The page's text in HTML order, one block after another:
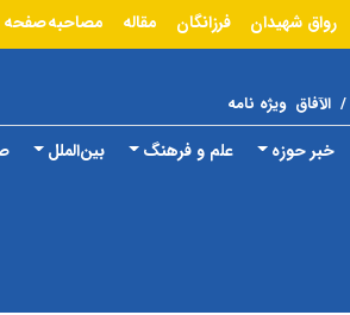
رواق شهیدان فرزانگان مقاله مصاحبه
/ الآفاق ویژه نامه
خبر حوزه علم و فرهنگ بین‌الملل